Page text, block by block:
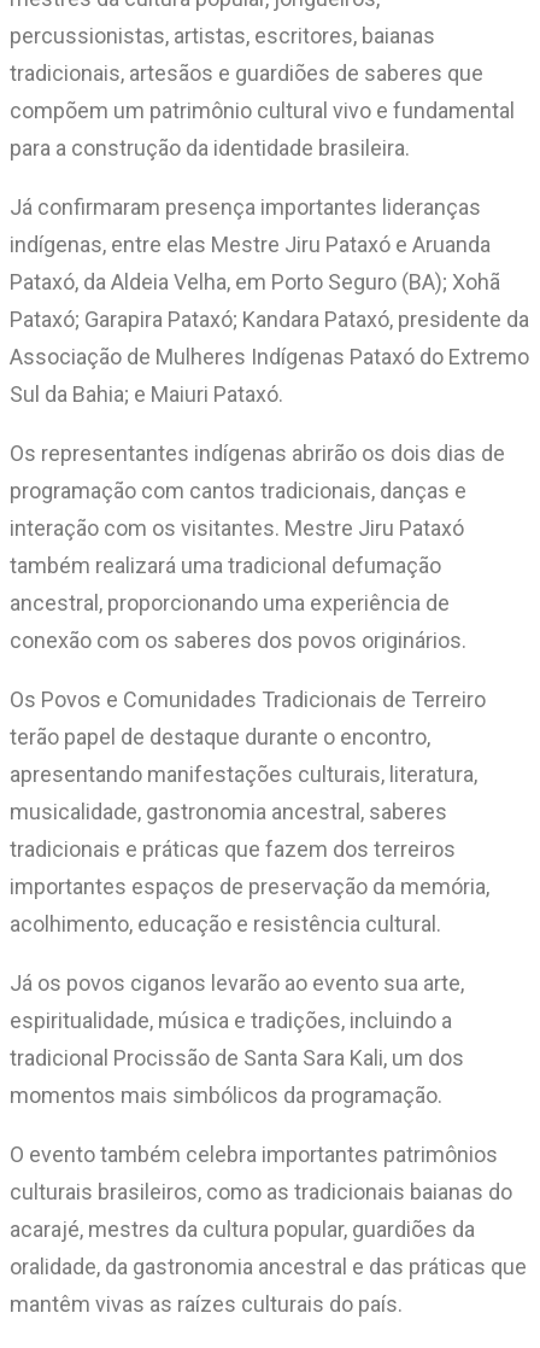
percussionistas, artistas, escritores, baianas
tradicionais, artesãos e guardiões de saberes que
compõem um patrimônio cultural vivo e fundamental
para a construção da identidade brasileira.
Já confirmaram presença importantes lideranças
indígenas, entre elas Mestre Jiru Pataxó e Aruanda
Pataxó, da Aldeia Velha, em Porto Seguro (BA); Xohã
Pataxó; Garapira Pataxó; Kandara Pataxó, presidente da
Associação de Mulheres Indígenas Pataxó do Extremo
Sul da Bahia; e Maiuri Pataxó.
Os representantes indígenas abrirão os dois dias de
programação com cantos tradicionais, danças e
interação com os visitantes. Mestre Jiru Pataxó
também realizará uma tradicional defumação
ancestral, proporcionando uma experiência de
conexão com os saberes dos povos originários.
Os Povos e Comunidades Tradicionais de Terreiro
terão papel de destaque durante o encontro,
apresentando manifestações culturais, literatura,
musicalidade, gastronomia ancestral, saberes
tradicionais e práticas que fazem dos terreiros
importantes espaços de preservação da memória,
acolhimento, educação e resistência cultural.
Já os povos ciganos levarão ao evento sua arte,
espiritualidade, música e tradições, incluindo a
tradicional Procissão de Santa Sara Kali, um dos
momentos mais simbólicos da programação.
O evento também celebra importantes patrimônios
culturais brasileiros, como as tradicionais baianas do
acarajé, mestres da cultura popular, guardiões da
oralidade, da gastronomia ancestral e das práticas que
mantêm vivas as raízes culturais do país.